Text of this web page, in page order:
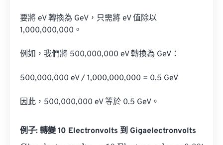
要將 eV 轉換為 GeV，只需將 eV 值除以
1,000,000,000。
例如，我們將 500,000,000 eV 轉換為 GeV：
500,000,000 eV / 1,000,000,000 = 0.5 GeV
因此，500,000,000 eV 等於 0.5 GeV。
例子: 轉變 10 Electronvolts 到 Gigaelectronvolts